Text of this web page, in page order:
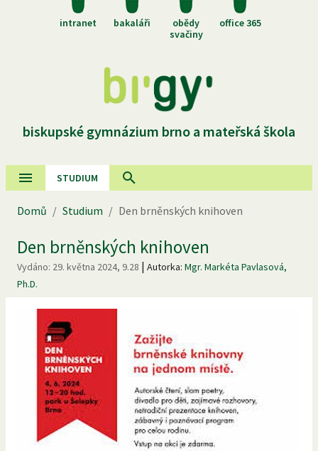
intranet bakaláři
obědy
svačiny
office 365
biskupské gymnázium brno a mateřská škola
STUDIUM
Domů / Studium / Den brněnských knihoven
Den brněnských knihoven
Vydáno: 29. května 2024, 9.28 | Autorka: Mgr. Markéta Pavlasová,
Ph.D.